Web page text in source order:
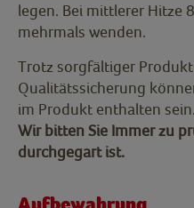
legen. Bei mittlerer Hitze
mehrmals wenden.
Trotz sorgfältiger
Qualitätssicherung
im Produkt enthalten sein.
Wir bitten Sie Immer zu
durchgegart ist.